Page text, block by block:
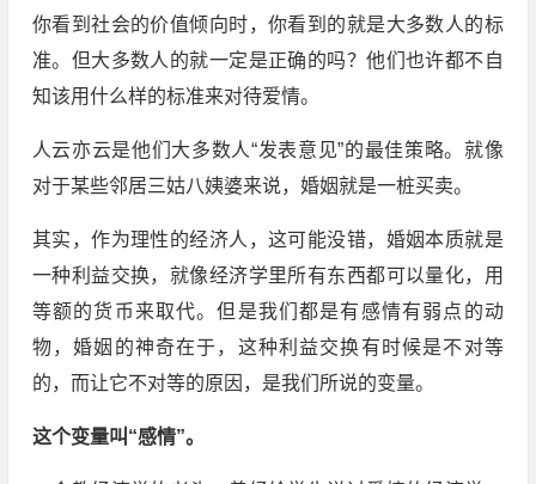
你看到社会的价值倾向时，你看到的就是大多数人的标
准。但大多数人的就一定是正确的吗？他们也许都不自
知该用什么样的标准来对待爱情。
人云亦云是他们大多数人“发表意见”的最佳策略。就像
对于某些邻居三姑八姨婆来说，婚姻就是一桩买卖。
其实，作为理性的经济人，这可能没错，婚姻本质就是
一种利益交换，就像经济学里所有东西都可以量化，用
等额的货币来取代。但是我们都是有感情有弱点的动
物，婚姻的神奇在于，这种利益交换有时候是不对等
的，而让它不对等的原因，是我们所说的变量。
这个变量叫“感情”。